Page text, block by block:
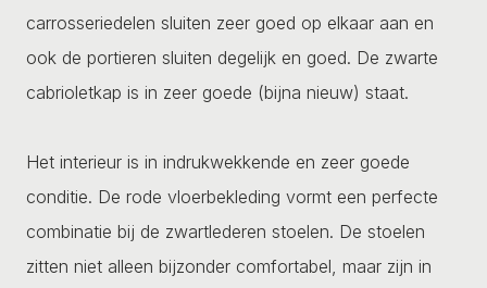
carrosseriedelen sluiten zeer goed op elkaar aan en
ook de portieren sluiten degelijk en goed. De zwarte
cabrioletkap is in zeer goede (bijna nieuw) staat.
Het interieur is in indrukwekkende en zeer goede
conditie. De rode vloerbekleding vormt een perfecte
combinatie bij de zwartlederen stoelen. De stoelen
zitten niet alleen bijzonder comfortabel, maar zijn in